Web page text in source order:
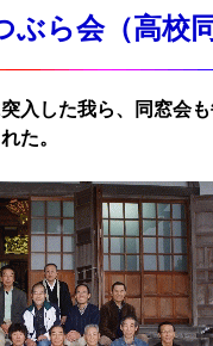
ぶら会（高校
入した我ら、同窓会
た。